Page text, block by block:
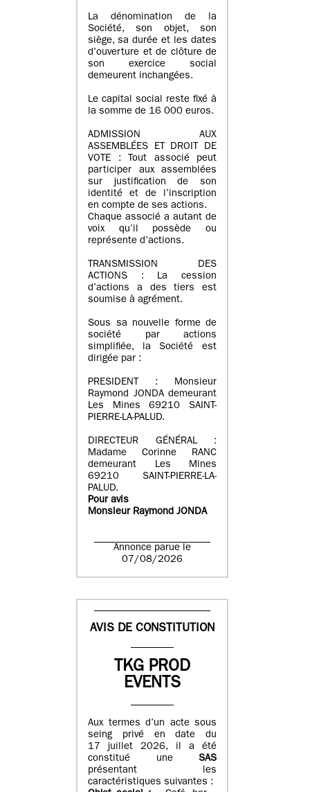
La dénomination de la
Société, son objet, son
siège, sa durée et les dates
d’ouverture et de clôture de
son exercice social
demeurent inchangées.
Le capital social reste fixé à
la somme de 16 000 euros.
ADMISSION AUX
ASSEMBLÉES ET DROIT DE
VOTE : Tout associé peut
participer aux assemblées
sur justification de son
identité et de l’inscription
en compte de ses actions.
Chaque associé a autant de
voix qu’il possède ou
représente d’actions.
TRANSMISSION DES
ACTIONS : La cession
d’actions a des tiers est
soumise à agrément.
Sous sa nouvelle forme de
société par actions
simplifiée, la Société est
dirigée par :
PRESIDENT : Monsieur
Raymond JONDA demeurant
Les Mines 69210 SAINT-
PIERRE-LA-PALUD.
DIRECTEUR GÉNÉRAL :
Madame Corinne RANC
demeurant Les Mines
69210 SAINT-PIERRE-LA-
PALUD.
Pour avis
Monsieur Raymond JONDA
Annonce parue le
07/08/2026
AVIS DE CONSTITUTION
TKG PROD
EVENTS
Aux termes d’un acte sous
seing privé en date du
17 juillet 2026, il a été
constitué une SAS
présentant les
caractéristiques suivantes :